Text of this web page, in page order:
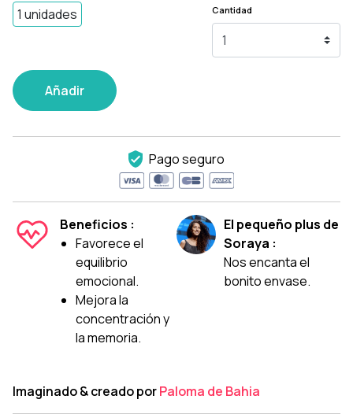
1 unidades Cantidad
Añadir
Pago seguro
Beneficios :
Favorece el
equilibrio
emocional.
Mejora la
concentración y
la memoria.
El pequeño plus de
Soraya :
Nos encanta el
bonito envase.
Imaginado & creado porPaloma de Bahia